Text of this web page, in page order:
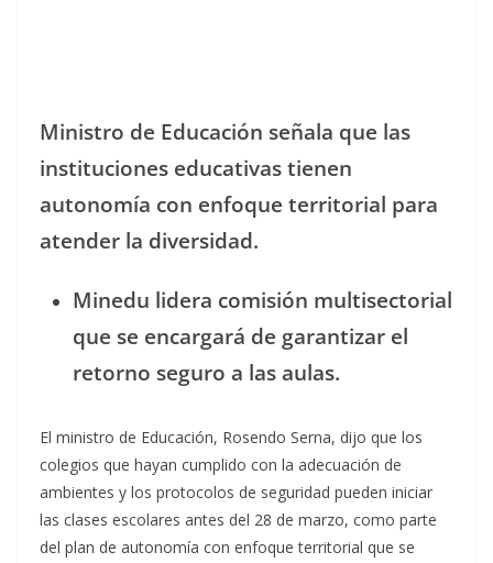
Ministro de Educación señala que las
instituciones educativas tienen
autonomía con enfoque territorial para
atender la diversidad.
Minedu lidera comisión multisectorial
que se encargará de garantizar el
retorno seguro a las aulas.
El ministro de Educación, Rosendo Serna, dijo que los
colegios que hayan cumplido con la adecuación de
ambientes y los protocolos de seguridad pueden iniciar
las clases escolares antes del 28 de marzo, como parte
del plan de autonomía con enfoque territorial que se